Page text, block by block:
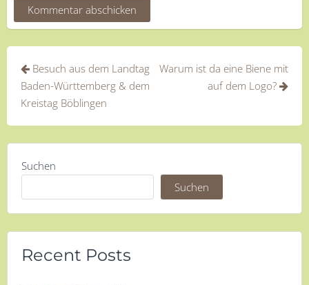
Beitragsnavigation
Besuch aus dem Landtag
Baden-Württemberg & dem
Kreistag Böblingen
Warum ist da eine Biene mit
auf dem Logo?
Suchen
Suchen
Recent Posts